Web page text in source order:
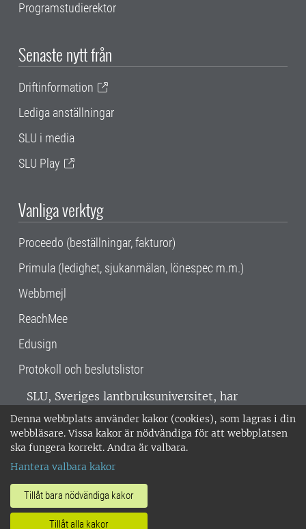
Denna webbplats använder kakor (cookies), som lagras i din
webbläsare. Vissa kakor är nödvändiga för att webbplatsen
ska fungera korrekt. Andra är valbara.
Hantera valbara kakor
Tillåt bara nödvändiga kakor
Tillåt alla kakor
Programstudierektor
Senaste nytt från
Driftinformation
Lediga anställningar
SLU i media
SLU Play
Vanliga verktyg
Proceedo (beställningar, fakturor)
Primula (ledighet, sjukanmälan, lönespec m.m.)
Webbmejl
ReachMee
Edusign
Protokoll och beslutslistor
SLU, Sveriges lantbruksuniversitet, har
verksamhet över hela Sverige. Huvudorter är
Alnarp, Uppsala och Umeå.SLU är
miljöcertifierat enligt ISO 14001. •
018-67 10 00 • Org nr: 202100-2817 •
Om SLU:s webbplatser
•Hantera kakor•Behandling av